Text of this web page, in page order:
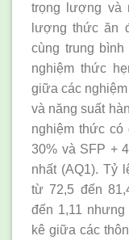
trọng lượng và
lượng thức ăn
cùng trung
nghiệm thức
giữa các
và năng suất
nghiệm thức
30% và SFP +
nhất (AQ1). Tỷ
từ 72,5 đến
đến 1,11
kê giữa các